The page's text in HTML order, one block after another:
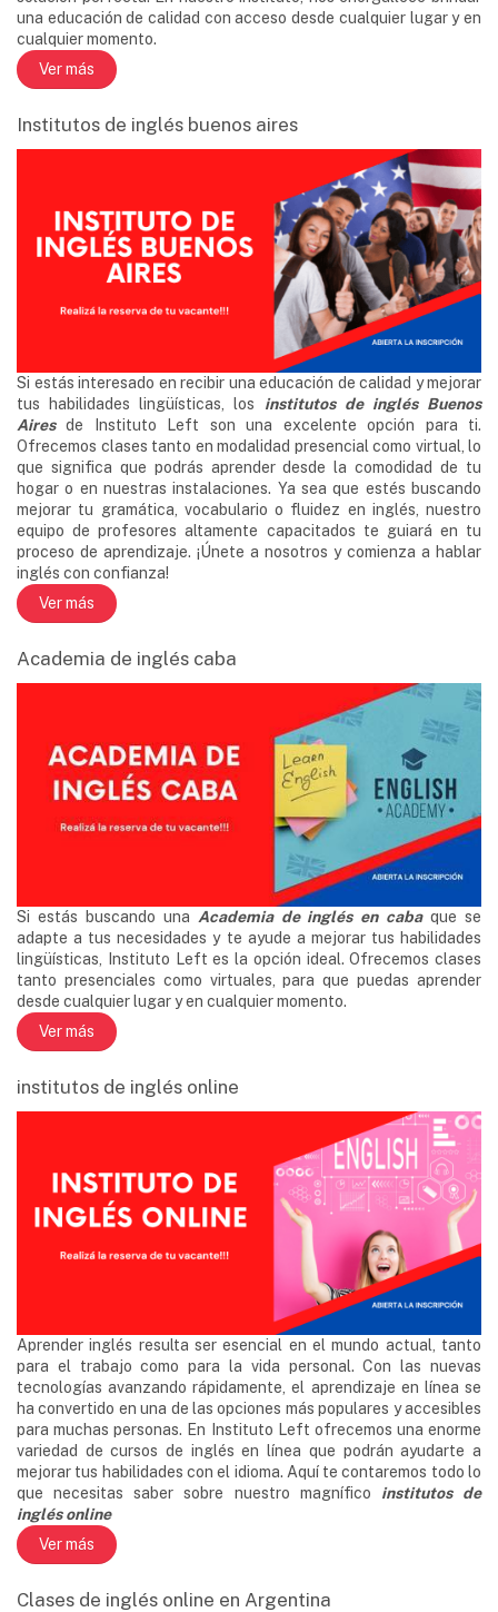
una educación de calidad con acceso desde cualquier lugar y en
cualquier momento.
Ver más
Institutos de inglés buenos aires
Si estás interesado en recibir una educación de calidad y mejorar
tus habilidades lingüísticas, los institutos de inglés Buenos
Airesde Instituto Left son una excelente opción para ti.
Ofrecemos clases tanto en modalidad presencial como virtual, lo
que significa que podrás aprender desde la comodidad de tu
hogar o en nuestras instalaciones. Ya sea que estés buscando
mejorar tu gramática, vocabulario o fluidez en inglés, nuestro
equipo de profesores altamente capacitados te guiará en tu
proceso de aprendizaje. ¡Únete a nosotros y comienza a hablar
inglés con confianza!
Ver más
Academia de inglés caba
Si estás buscando una Academia de inglés en cabaque se
adapte a tus necesidades y te ayude a mejorar tus habilidades
lingüísticas, Instituto Left es la opción ideal. Ofrecemos clases
tanto presenciales como virtuales, para que puedas aprender
desde cualquier lugar y en cualquier momento.
Ver más
institutos de inglés online
Aprender inglés resulta ser esencial en el mundo actual, tanto
para el trabajo como para la vida personal. Con las nuevas
tecnologías avanzando rápidamente, el aprendizaje en línea se
ha convertido en una de las opciones más populares y accesibles
para muchas personas. En Instituto Left ofrecemos una enorme
variedad de cursos de inglés en línea que podrán ayudarte a
mejorar tus habilidades con el idioma. Aquí te contaremos todo lo
que necesitas saber sobre nuestro magnífico institutos de
inglés online
Ver más
Clases de inglés online en Argentina